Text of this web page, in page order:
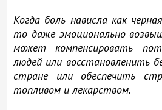
Когда боль нависла как
то даже эмоционально
может компенсировать
людей или восстановленить
стране или обеспечить
топливом и лекарством.